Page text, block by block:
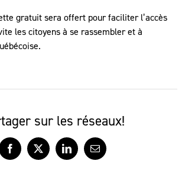
gratuit sera offert pour faciliter l’accès
les citoyens à se rassembler et à
sur les réseaux!
Facebook
X LinkedInCourriel